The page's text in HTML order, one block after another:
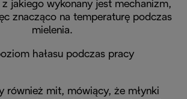
z jakiego wykonany jest mechanizm,
znacząco na temperaturę podczas
mielenia.
hałasu podczas pracy
również mit, mówiący, że młynki